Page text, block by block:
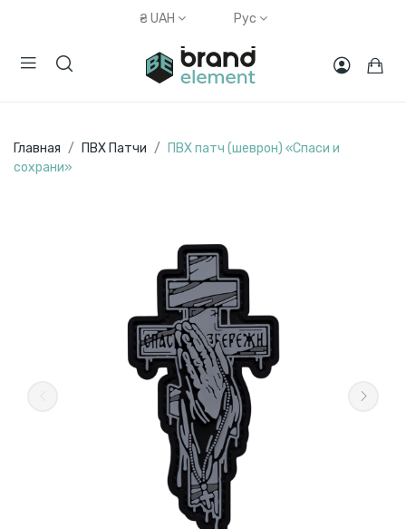
₴ UAH Рус
Главная ПВХ Патчи
ПВХ патч (шеврон) «Спаси и
сохрани»